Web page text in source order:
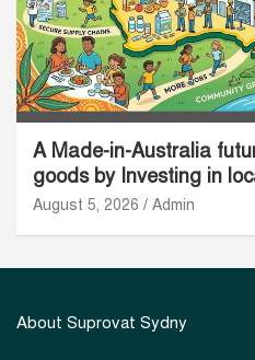
A Made-in-Australia
goods by Investing in
August 5, 2026 Admin
About Suprovat Sydny